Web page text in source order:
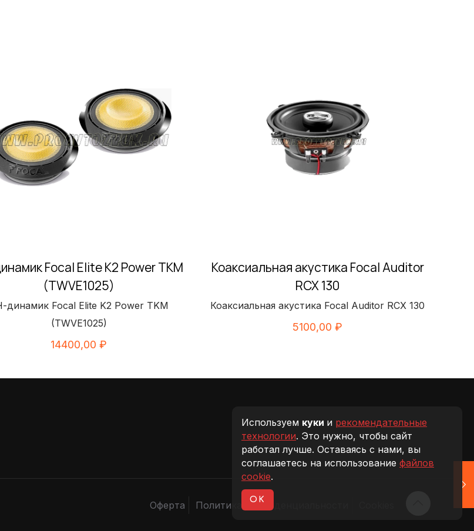
Focal Elite K2 Power TKM
(TWVE1025)
динамик Focal Elite K2 Power TKM
(TWVE1025)
14400,00₽
Коаксиальная акустика Focal Auditor
RCX 130
Коаксиальная акустика Focal Auditor RCX 130
5100,00₽
Оферта Политика конфиденциальности
Используем куки и рекомендательные
технологии. Это нужно, чтобы сайт
работал лучше. Оставаясь с нами, вы
соглашаетесь на использование файлов
cookie.
OK